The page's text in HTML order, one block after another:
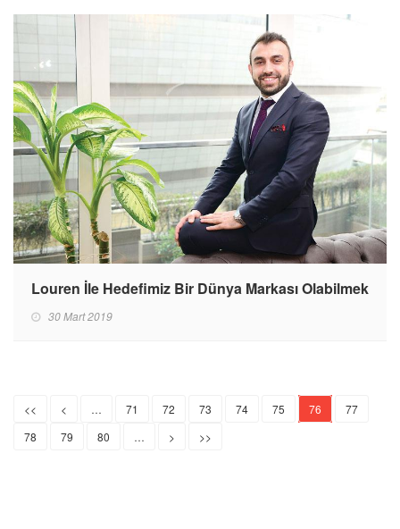
Louren İle Hedefimiz Bir Dünya Markası Olabilmek
30 Mart 2019
<< < … 71 72 73 74 75 76
77
78
79 80 … > >>